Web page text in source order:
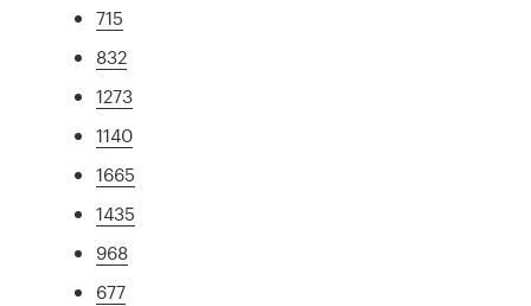
715
832
1273
1140
1665
1435
968
677